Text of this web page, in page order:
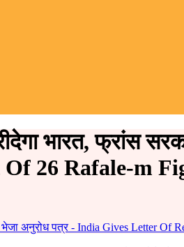
भारत, फ्रांस
Of 26 Rafale-m
अनुरोध पत्र - India Gives Letter Of